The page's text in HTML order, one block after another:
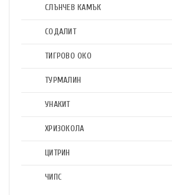
СЛЪНЧЕВ КАМЪК
СОДАЛИТ
ТИГРОВО ОКО
ТУРМАЛИН
УНАКИТ
ХРИЗОКОЛА
ЦИТРИН
ЧИПС